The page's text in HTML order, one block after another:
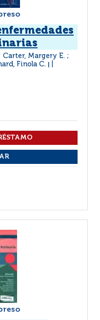
Carter, Margery E. ;
Finola C.